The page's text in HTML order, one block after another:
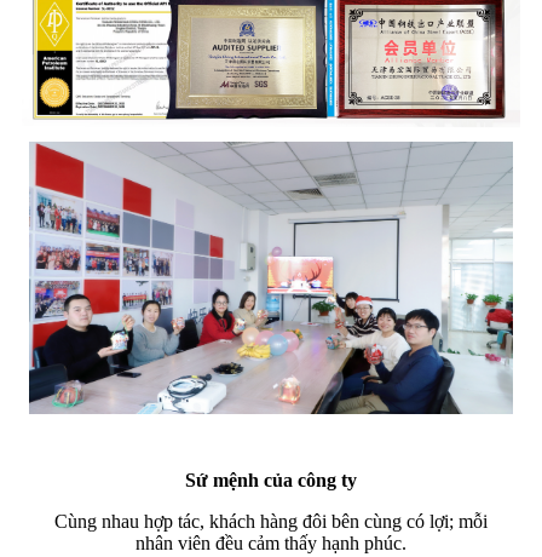
Sứ mệnh của công ty
Cùng nhau hợp tác, khách hàng đôi bên cùng có lợi; mỗi
nhân viên đều cảm thấy hạnh phúc.